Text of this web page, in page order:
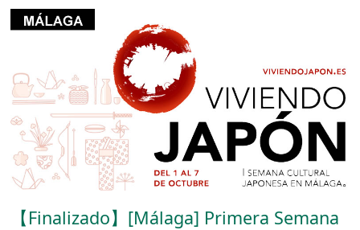
【Finalizado】[Málaga] Primera Semana